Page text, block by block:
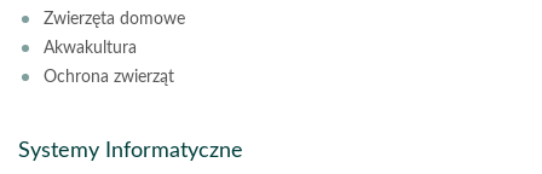
Zwierzęta domowe
Akwakultura
Ochrona zwierząt
Systemy Informatyczne